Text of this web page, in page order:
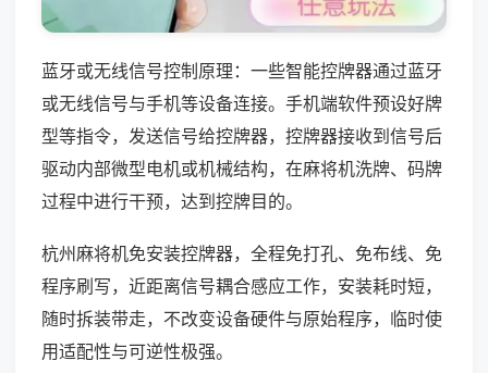
蓝牙或无线信号控制原理：一些智能控牌器通过蓝牙
或无线信号与手机等设备连接。手机端软件预设好牌
型等指令，发送信号给控牌器，控牌器接收到信号后
驱动内部微型电机或机械结构，在麻将机洗牌、码牌
过程中进行干预，达到控牌目的。
杭州麻将机免安装控牌器，全程免打孔、免布线、免
程序刷写，近距离信号耦合感应工作，安装耗时短，
随时拆装带走，不改变设备硬件与原始程序，临时使
用适配性与可逆性极强。